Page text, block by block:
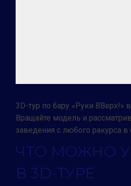
3D-тур по бару «Руки ВВерх!» в
Вращайте модель и
заведения с любого ракурса в
ЧТО МОЖНО
В 3D-ТУРЕ